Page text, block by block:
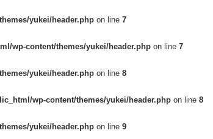
yukei/header.php on line 7
wp-content/themes/yukei/header.php on line 7
yukei/header.php on line 8
wp-content/themes/yukei/header.php on line 8
yukei/header.php on line 9